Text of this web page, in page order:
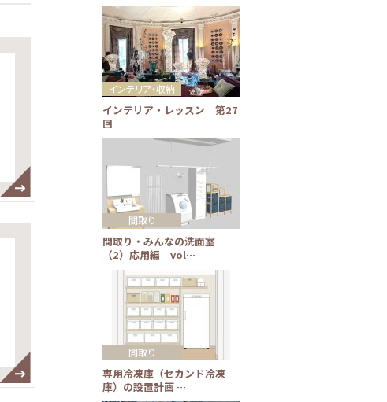
インテリア・レッスン 第27
回
インテリア・収納
間取り・みんなの洗面室
（2）応用編 vol…
間取り
専用冷凍庫（セカンド冷凍
庫）の設置計画 …
間取り